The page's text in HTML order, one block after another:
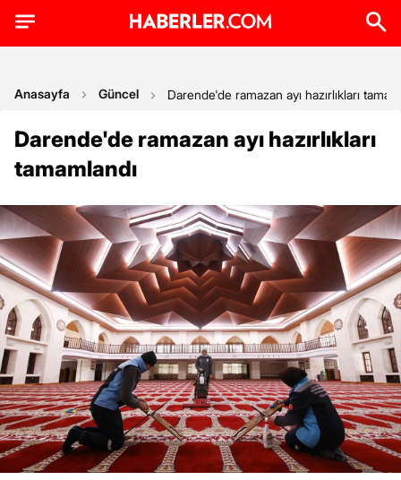
Anasayfa Güncel Darende'de ramazan ayı hazırlıkları
Darende'de ramazan ayı hazırlıkları
tamamlandı